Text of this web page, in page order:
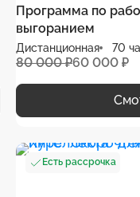
Программа по
выгоранием
Дистанционная 70
80 000 ₽60 000 ₽
Есть рассрочка